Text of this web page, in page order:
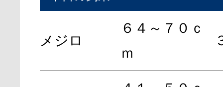
メジロ
６４～７０ｃ
ｍ